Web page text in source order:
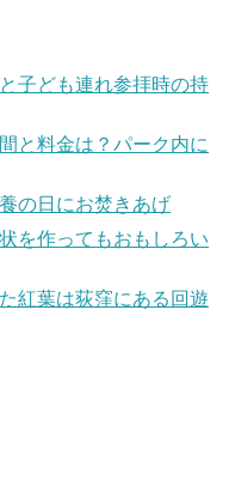
子ども連れ参拝時の持
と料金は？パーク内に
の日にお焚きあげ
を作ってもおもしろい
紅葉は荻窪にある回遊